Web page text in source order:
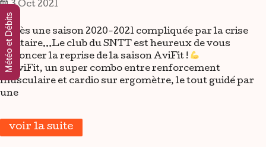
3 Oct 2021
Après une saison 2020-2021 compliquée par la crise
sanitaire…Le club du SNTT est heureux de vous
annoncer la reprise de la saison AviFit !
L’AviFit, un super combo entre renforcement
musculaire et cardio sur ergomètre, le tout guidé par
une
voir la suite
Météo et Débits